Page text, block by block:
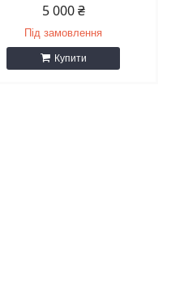
5 000 ₴
Під замовлення
Купити